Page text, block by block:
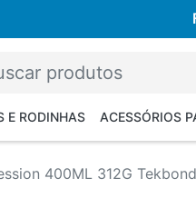
E RODINHAS ACESSÓRIOS
400ML 312G Tekbond